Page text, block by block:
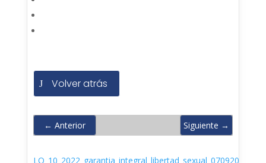
Volver atrás
← Anterior Siguiente →
LO_10_2022_garantia_integral_libertad_sexual_07092022